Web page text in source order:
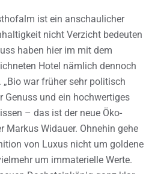
ist ein anschaulicher
nicht Verzicht bedeuten
haben hier im mit dem
Hotel nämlich dennoch
war früher sehr politisch
Genuss und ein hochwertiges
– das ist der neue Öko-
Markus Widauer. Ohnehin gehe
von Luxus nicht um goldene
um immaterielle Werte.